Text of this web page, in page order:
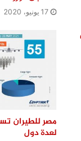
17 يونيو، 2020
لعدة دول